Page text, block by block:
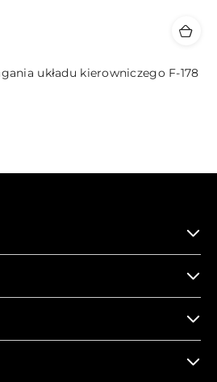
układu kierowniczego F-178